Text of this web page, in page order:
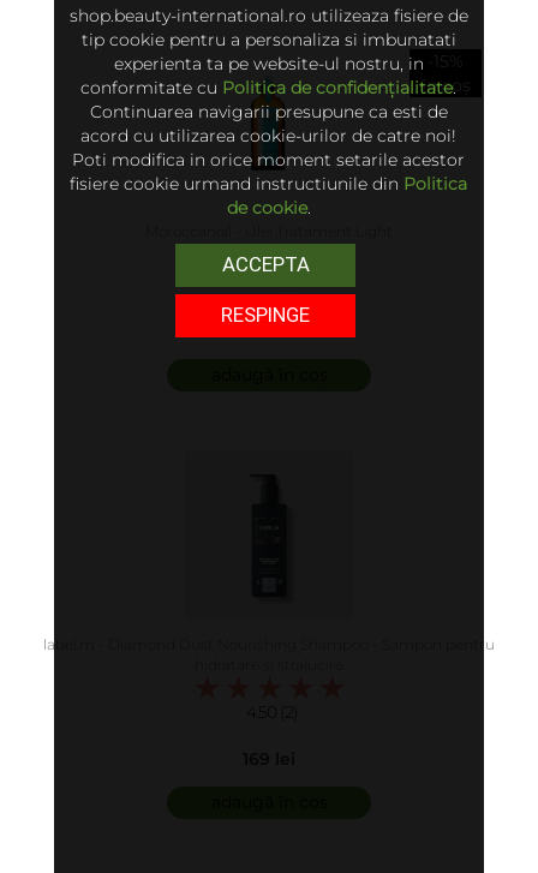
-15%
în coș
5.00 (6)
250 lei
label.m - Diamond Dust Nourishing Shampoo - Sampon pentru
4.50 (2)
shop.beauty-international.ro utilizeaza fisiere de
tip cookie pentru a personaliza si imbunatati
experienta ta pe website-ul nostru, in
conformitate cu Politica de confidențialitate.
Continuarea navigarii presupune ca esti de
acord cu utilizarea cookie-urilor de catre noi!
Poti modifica in orice moment setarile acestor
fisiere cookie urmand instructiunile din Politica
de cookie.
ACCEPTA
RESPINGE